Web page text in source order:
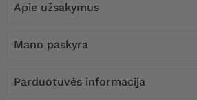
Apie užsakymus
Mano paskyra
Parduotuvės informacija